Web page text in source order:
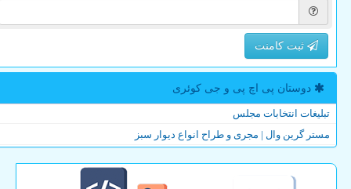
ثبت کامنت
دوستان پی اچ پی و جی كوئری
تبلیغات انتخابات مجلس
مستر گرین وال | مجری و طراح انواع دیوار سبز